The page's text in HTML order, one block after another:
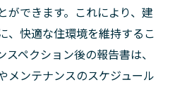
ができます。これにより、建
、快適な住環境を維持するこ
ペクション後の報告書は、
メンテナンスのスケジュール